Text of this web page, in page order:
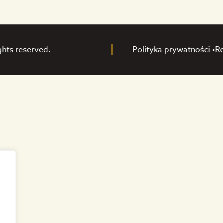
reserved. Polityka prywatności •